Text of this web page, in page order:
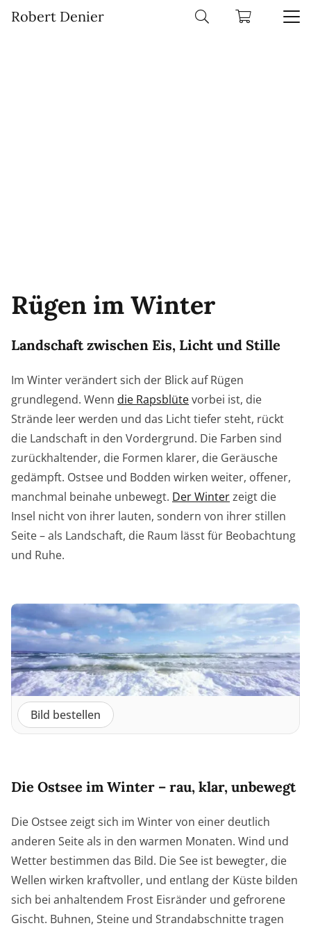
Robert Denier
Rügen im Winter
Landschaft zwischen Eis, Licht und Stille
Im Winter verändert sich der Blick auf Rügen
grundlegend. Wenn die Rapsblütevorbei ist, die
Strände leer werden und das Licht tiefer steht, rückt
die Landschaft in den Vordergrund. Die Farben sind
zurückhaltender, die Formen klarer, die Geräusche
gedämpft. Ostsee und Bodden wirken weiter, offener,
manchmal beinahe unbewegt. Der Winterzeigt die
Insel nicht von ihrer lauten, sondern von ihrer stillen
Seite – als Landschaft, die Raum lässt für Beobachtung
und Ruhe.
Bild bestellen
Die Ostsee im Winter – rau, klar, unbewegt
Die Ostsee zeigt sich im Winter von einer deutlich
anderen Seite als in den warmen Monaten. Wind und
Wetter bestimmen das Bild. Die See ist bewegter, die
Wellen wirken kraftvoller, und entlang der Küste bilden
sich bei anhaltendem Frost Eisränder und gefrorene
Gischt. Buhnen, Steine und Strandabschnitte tragen